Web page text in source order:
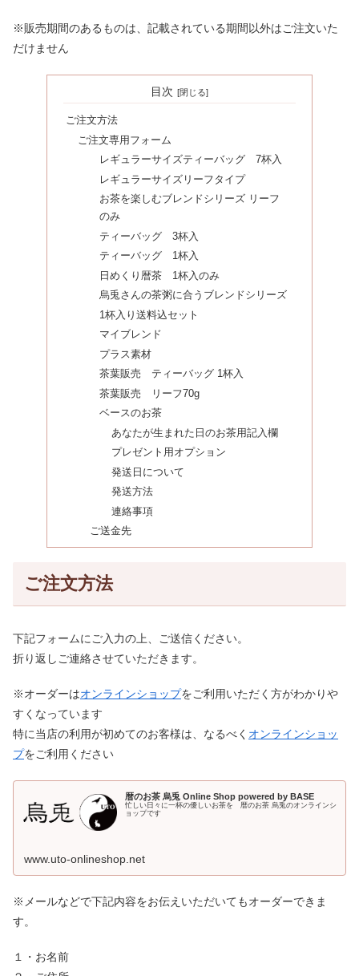
※販売期間のあるものは、記載されている期間以外はご注文いた
だけません
目次
ご注文方法
ご注文専用フォーム
レギュラーサイズティーバッグ 7杯入
レギュラーサイズリーフタイプ
お茶を楽しむブレンドシリーズ リーフ
のみ
ティーバッグ 3杯入
ティーバッグ 1杯入
日めくり暦茶 1杯入のみ
烏兎さんの茶粥に合うブレンドシリーズ
1杯入り送料込セット
マイブレンド
プラス素材
茶葉販売 ティーバッグ 1杯入
茶葉販売 リーフ70g
ベースのお茶
あなたが生まれた日のお茶用記入欄
プレゼント用オプション
発送日について
発送方法
連絡事項
ご送金先
ご注文方法
下記フォームにご入力の上、ご送信ください。
折り返しご連絡させていただきます。
※オーダーはオンラインショップをご利用いただく方がわかりや
すくなっています
特に当店の利用が初めてのお客様は、なるべく オンラインショッ
プをご利用ください
暦のお茶 烏兎 Online Shop powered by BASE
忙しい日々に一杯の優しいお茶を 暦のお茶 烏兎のオンラインシ
ョップです
www.uto-onlineshop.net
※メールなどで下記内容をお伝えいただいてもオーダーできま
す。
１・お名前